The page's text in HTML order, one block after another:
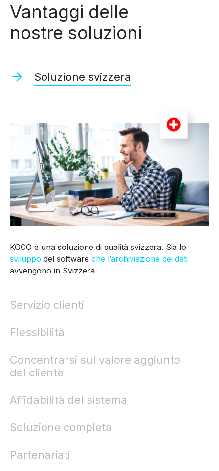
Vantaggi delle
nostre soluzioni
Soluzione svizzera
KOCO è una soluzione di qualità svizzera. Sia lo
sviluppo del software che l’archiviazione dei dati
avvengono in Svizzera.
Servizio clienti
Flessibilità
Concentrarsi sul valore aggiunto
del cliente
Affidabilità del sistema
Soluzione completa
Partenariati